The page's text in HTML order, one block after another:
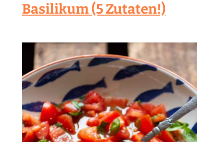
Basilikum (5 Zutaten!)